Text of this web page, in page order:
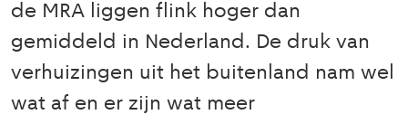
de MRA liggen flink hoger dan
gemiddeld in Nederland. De druk van
verhuizingen uit het buitenland nam wel
wat af en er zijn wat meer